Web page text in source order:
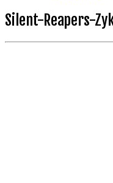
Silent-Reapers-